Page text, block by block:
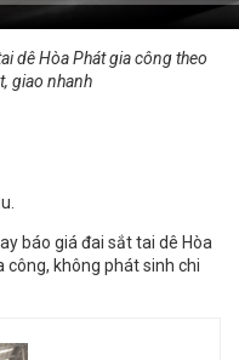
dê Hòa Phát gia công theo
giao nhanh
báo giá đai sắt tai dê Hòa
công, không phát sinh chi